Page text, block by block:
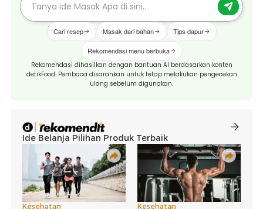
Cari resep Masak dari bahan Tips dapur
Rekomendasi menu berbuka
Rekomendasi dihasilkan dengan bantuan AI berdasarkan konten
detikFood. Pembaca disarankan untuk tetap melakukan pengecekan
ulang sebelum digunakan.